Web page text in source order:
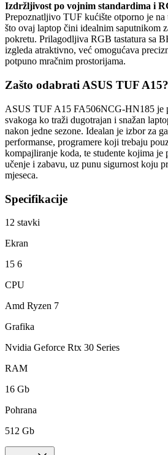
Izdržljivost po vojnim standardima i
Prepoznatljivo TUF kućište otporno je na
što ovaj laptop čini idealnim saputnikom
pokretu. Prilagodljiva RGB tastatura sa
izgleda atraktivno, već omogućava
potpuno mračnim prostorijama.
Zašto odabrati ASUS TUF A15?
ASUS TUF A15 FA506NCG-HN185 je
svakoga ko traži dugotrajan i snažan
nakon jedne sezone. Idealan je izbor za
performanse, programere koji trebaju
kompajliranje koda, te studente kojima je
učenje i zabavu, uz punu sigurnost koju
mjeseca.
Specifikacije
12 stavki
Ekran
15 6
CPU
Amd Ryzen 7
Grafika
Nvidia Geforce Rtx 30 Series
RAM
16 Gb
Pohrana
512 Gb